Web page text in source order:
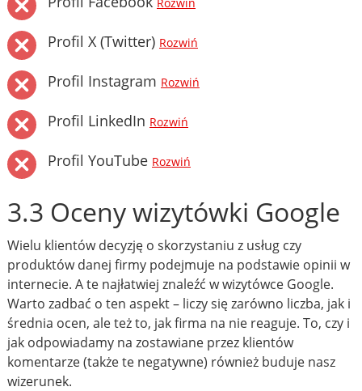
Rozwiń
Profil X (Twitter) Rozwiń
Profil Instagram Rozwiń
Profil LinkedIn Rozwiń
Profil YouTube Rozwiń
3.3 Oceny wizytówki Google
Wielu klientów decyzję o skorzystaniu z usług czy
produktów danej firmy podejmuje na podstawie opinii w
internecie. A te najłatwiej znaleźć w wizytówce Google.
Warto zadbać o ten aspekt – liczy się zarówno liczba, jak i
średnia ocen, ale też to, jak firma na nie reaguje. To, czy i
jak odpowiadamy na zostawiane przez klientów
komentarze (także te negatywne) również buduje nasz
wizerunek.